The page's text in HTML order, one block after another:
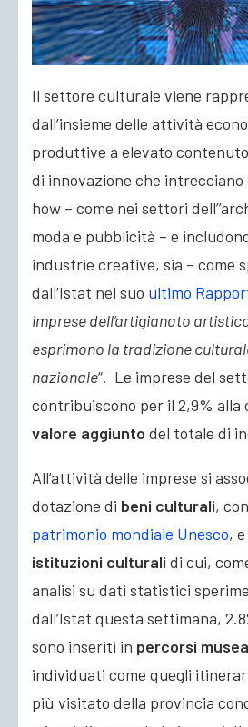
Il settore culturale viene
dall’insieme delle attività
produttive a elevato
di innovazione che
how – come nei settori
moda e pubblicità – e
industrie creative, sia – come
dall’Istat nel suo ultimo
imprese dell’artigianato
esprimono la tradizione
nazionale“. Le imprese del
contribuiscono per il 2,9% alla
valore aggiunto del totale di
All’attività delle imprese si
dotazione di beni culturali, con
patrimonio mondiale Unesco,
istituzioni culturali di cui,
analisi su dati statistici
dall’Istat questa settimana,
sono inseriti in percorsi
individuati come quegli
più visitato della provincia